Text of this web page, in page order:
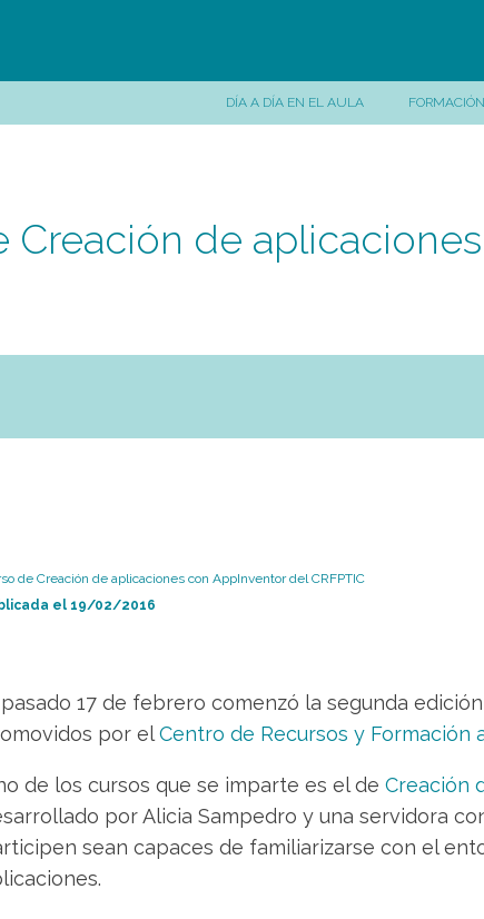
DÍA A DÍA EN EL AULA
Creación de
de Creación de aplicaciones con AppInventor del CRFPTIC
el 19/02/2016
pasado 17 de febrero comenzó la segunda
por elCentro de Recursos y Formación
de los cursos que se imparte es el de Creación
por Alicia Sampedro y una servidora
sean capaces de familiarizarse con el